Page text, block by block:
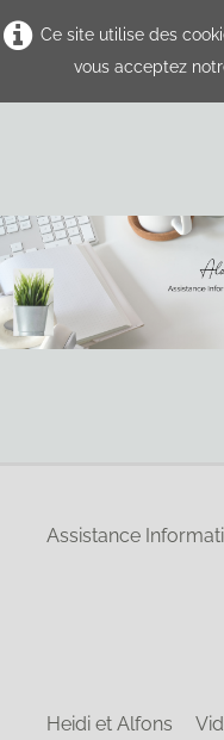
Ce site utilise des
vous acceptez
Assistance
Heidi et Alfons